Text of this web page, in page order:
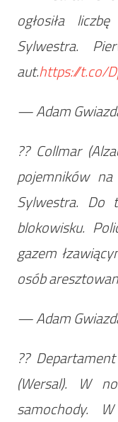
ogłosiła
Sylwestra.
aut.https://t.co/
— Adam
?? Collmar
pojemników
Sylwestra. Do
blokowisku.
gazem
osób
— Adam
??
(Wersal). W
samochody.